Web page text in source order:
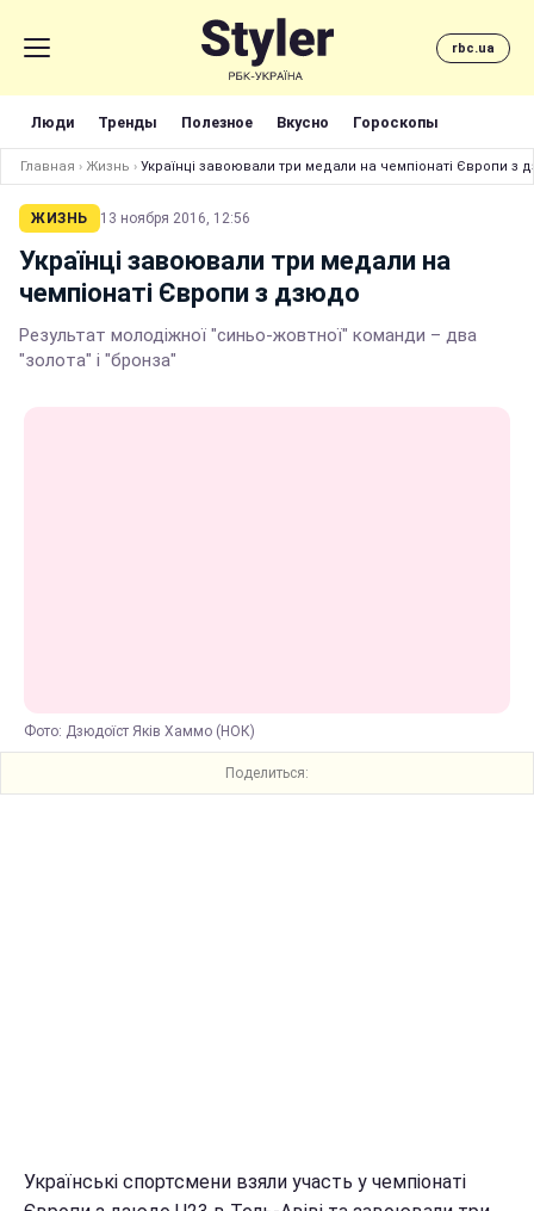
rbc.ua
Люди Тренды Полезное Вкусно Гороскопы
Главная › Жизнь › Українці завоювали три медали на чемпіонаті Європи з
ЖИЗНЬ 13 ноября 2016, 12:56
Українці завоювали три медали на
чемпіонаті Європи з дзюдо
Результат молодіжної "синьо-жовтної" команди – два
"золота" і "бронза"
Фото: Дзюдоїст Яків Хаммо (НОК)
Поделиться:
Українські спортсмени взяли участь у чемпіонаті